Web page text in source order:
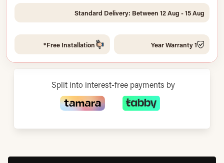
Standard Delivery: Between 12 Aug - 15 Aug
1 Year Warranty
Free Installation*
Split into interest-free payments by